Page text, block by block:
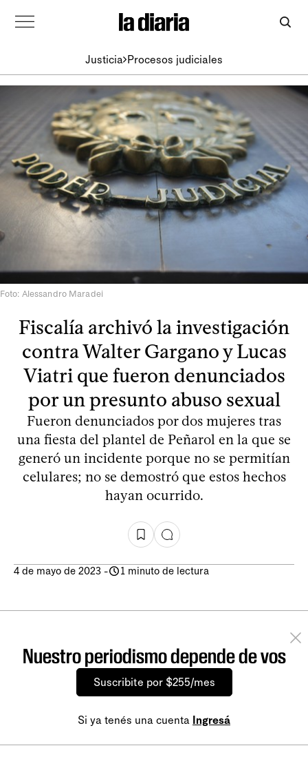
Justicia Procesos judiciales
Foto: Alessandro Maradei
Fiscalía archivó la investigación
contra Walter Gargano y Lucas
Viatri que fueron denunciados
por un presunto abuso sexual
Fueron denunciados por dos mujeres tras
una fiesta del plantel de Peñarol en la que se
generó un incidente porque no se permitían
celulares; no se demostró que estos hechos
hayan ocurrido.
4 de mayo de 2023 - 1 minuto de lectura
Nuestro periodismo depende de vos
Suscribite por $255/mes
Si ya tenés una cuenta Ingresá